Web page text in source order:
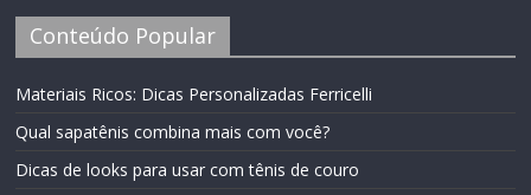
Conteúdo Popular
Materiais Ricos: Dicas Personalizadas Ferricelli
Qual sapatênis combina mais com você?
Dicas de looks para usar com tênis de couro